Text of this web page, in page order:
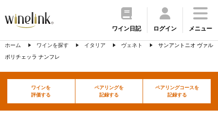
ワイン日記 ログイン メニュー
ホーム ワインを探す イタリア ヴェネト
サンアントニオ ヴァル
ポリチェッラ ナンフレ
ワインを
評価する
ペアリングを
記録する
ペアリングコースを
記録する